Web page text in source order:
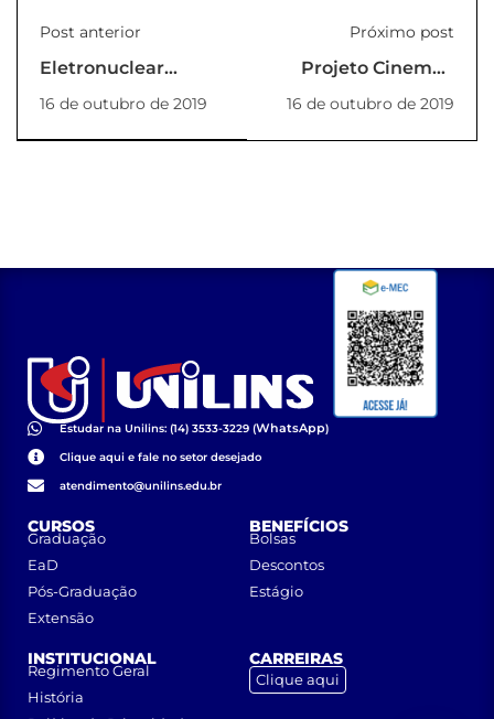
Post anterior
Eletronuclear
assina convênio
com a Unilins para
ofertar estágios
16 de outubro de 2019
Próximo post
Projeto Cinema -
16/10/2019
16 de outubro de 2019
Estudar na Unilins: (14) 3533-3229 (WhatsApp)
Clique aqui e fale no setor desejado
atendimento@unilins.edu.br
CURSOS
Graduação
EaD
Pós-Graduação
Extensão
BENEFÍCIOS
Bolsas
Descontos
Estágio
INSTITUCIONAL
Regimento Geral
História
CARREIRAS
Clique aqui